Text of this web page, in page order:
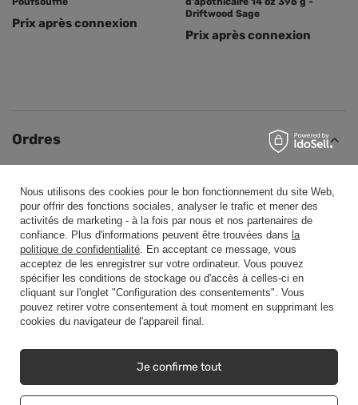
Prix ​​après connexion
Driftwood Sage
Prix ​​après connexion
Ordres
Suivi des expéditions
Je veux faire une réclamation sur le produit
Je veux retourner un produit
Je veux échanger un produit
Prendre contact
Nous utilisons des cookies pour le bon fonctionnement du site Web,
pour offrir des fonctions sociales, analyser le trafic et mener des
activités de marketing - à la fois par nous et nos partenaires de
confiance. Plus d'informations peuvent être trouvées dans la
politique de confidentialité. En acceptant ce message, vous
acceptez de les enregistrer sur votre ordinateur. Vous pouvez
spécifier les conditions de stockage ou d'accès à celles-ci en
cliquant sur l'onglet "Configuration des consentements". Vous
pouvez retirer votre consentement à tout moment en supprimant les
cookies du navigateur de l'appareil final.
Je confirme tout